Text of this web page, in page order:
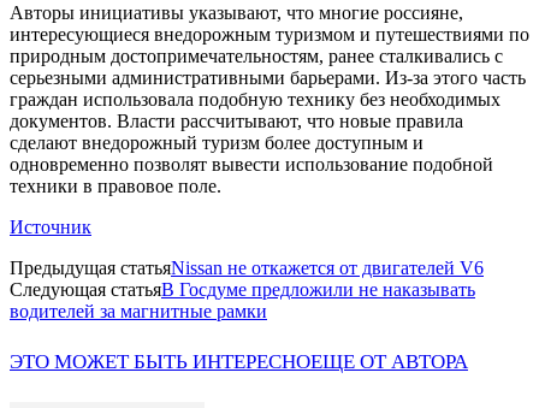
Авторы инициативы указывают, что многие россияне,
интересующиеся внедорожным туризмом и путешествиями по
природным достопримечательностям, ранее сталкивались с
серьезными административными барьерами. Из-за этого часть
граждан использовала подобную технику без необходимых
документов. Власти рассчитывают, что новые правила
сделают внедорожный туризм более доступным и
одновременно позволят вывести использование подобной
техники в правовое поле.
Источник
Предыдущая статьяNissan не откажется от двигателей V6
Следующая статьяВ Госдуме предложили не наказывать
водителей за магнитные рамки
ЭТО МОЖЕТ БЫТЬ ИНТЕРЕСНОЕЩЕ ОТ АВТОРА